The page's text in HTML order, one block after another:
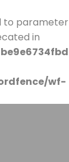
to parameter
in
wf-